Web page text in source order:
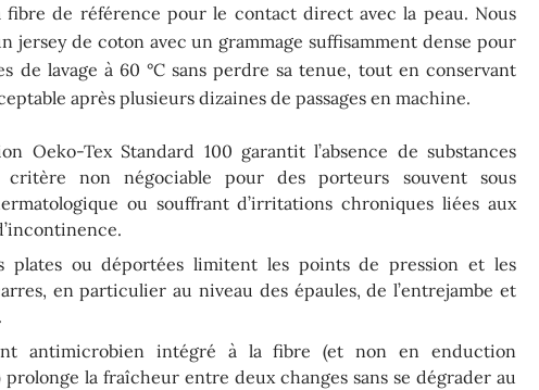
fibre de référence pour le contact direct avec la peau. Nous
jersey de coton avec un grammage suffisamment dense pour
de lavage à 60 °C sans perdre sa tenue, tout en conservant
après plusieurs dizaines de passages en machine.
Oeko-Tex Standard 100 garantit l’absence de substances
critère non négociable pour des porteurs souvent sous
ou souffrant d’irritations chroniques liées aux
plates ou déportées limitent les points de pression et les
en particulier au niveau des épaules, de l’entrejambe et
antimicrobien intégré à la fibre (et non en enduction
la fraîcheur entre deux changes sans se dégrader au